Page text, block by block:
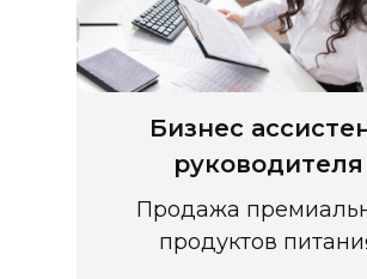
Бизнес
руководителя
Продажа
продуктов